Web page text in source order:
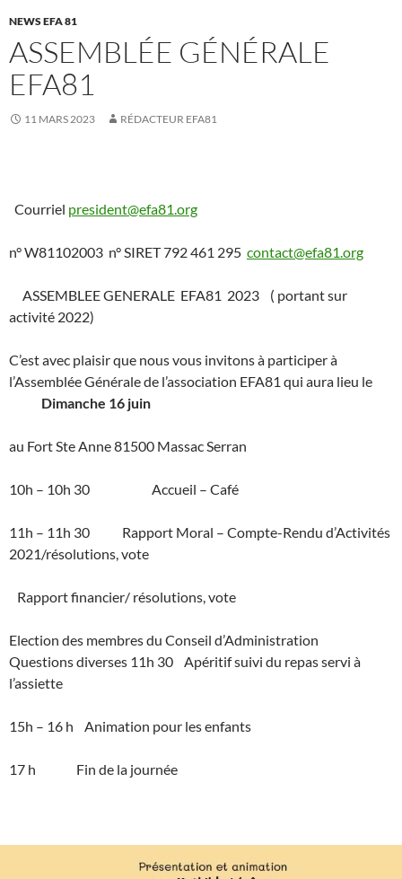
NEWS EFA 81
ASSEMBLÉE GÉNÉRALE
EFA81
11 MARS 2023 RÉDACTEUR EFA81
Courriel president@efa81.org
n° W81102003 n° SIRET 792 461 295 contact@efa81.org
ASSEMBLEE GENERALE EFA81 2023 ( portant sur
activité 2022)
C’est avec plaisir que nous vous invitons à participer à
l’Assemblée Générale de l’association EFA81 qui aura lieu le
Dimanche 16 juin
au Fort Ste Anne 81500 Massac Serran
10h – 10h 30 Accueil – Café
11h – 11h 30 Rapport Moral – Compte-Rendu d’Activités
2021/résolutions, vote
Rapport financier/ résolutions, vote
Election des membres du Conseil d’Administration
Questions diverses 11h 30 Apéritif suivi du repas servi à
l’assiette
15h – 16 h Animation pour les enfants
17 h Fin de la journée